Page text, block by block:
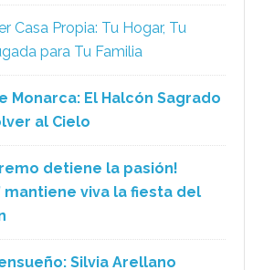
Casa Propia: Tu Hogar, Tu
para Tu Familia
Monarca: El Halcón Sagrado
al Cielo
detiene la pasión!
mantiene viva la fiesta del
Silvia Arellano